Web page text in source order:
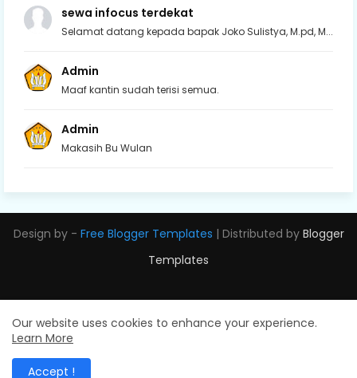
sewa infocus terdekat
Selamat datang kepada bapak Joko Sulistya, M.pd, M...
Admin
Maaf kantin sudah terisi semua.
Admin
Makasih Bu Wulan
Design by - Free Blogger Templates | Distributed by Blogger
Templates
Our website uses cookies to enhance your experience.
Learn More
Accept !